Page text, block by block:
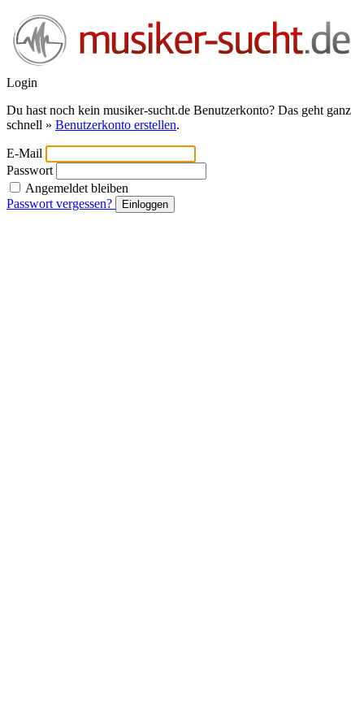
Login
Du hast noch kein musiker-sucht.de Benutzerkonto? Das geht ganz
schnell » Benutzerkonto erstellen.
E-Mail
Passwort
Angemeldet bleiben
Passwort vergessen?
Einloggen